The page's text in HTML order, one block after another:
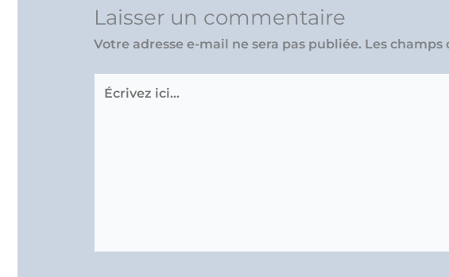
Laisser un commentaire
Votre adresse e-mail ne sera pas publiée. Les
ici…